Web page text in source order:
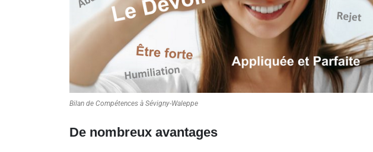
Bilan de Compétences à Sévigny-Waleppe
De nombreux avantages